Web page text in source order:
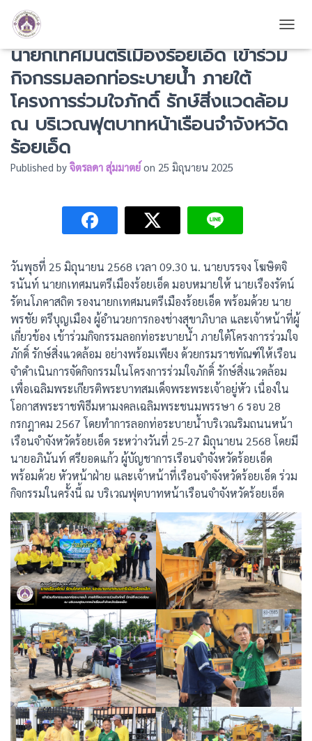
นายเรืองรัตน์ รัตนโภคาสถิต รอง
นายกเทศมนตรีเมืองร้อยเอ็ด เข้าร่วม
กิจกรรมลอกท่อระบายน้ำ ภายใต้
โครงการร่วมใจภักดิ์ รักษ์สิ่งแวดล้อม
ณ บริเวณฟุตบาทหน้าเรือนจำจังหวัด
ร้อยเอ็ด
Published by จิตรลดา สุ่มมาตย์ on 25 มิถุนายน 2025
วันพุธที่ 25 มิถุนายน 2568 เวลา 09.30 น. นายบรรจง โฆษิตจิ
รนันท์ นายกเทศมนตรีเมืองร้อยเอ็ด มอบหมายให้ นายเรืองรัตน์
รัตนโภคาสถิต รองนายกเทศมนตรีเมืองร้อยเอ็ด พร้อมด้วย นาย
พรชัย ตรีบุญเมือง ผู้อำนวยการกองช่างสุขาภิบาล และเจ้าหน้าที่ผู้
เกี่ยวข้อง เข้าร่วมกิจกรรมลอกท่อระบายน้ำ ภายใต้โครงการร่วมใจ
ภักดิ์ รักษ์สิ่งแวดล้อม อย่างพร้อมเพียง ด้วยกรมราชทัณฑ์ให้เรือน
จำดำเนินการจัดกิจกรรมในโครงการร่วมใจภักดิ์ รักษ์สิ่งแวดล้อม
เพื่อเฉลิมพระเกียรติพระบาทสมเด็จพระพระเจ้าอยู่หัว เนื่องใน
โอกาสพระราชพิธีมหามงคลเฉลิมพระชนมพรรษา 6 รอบ 28
กรกฎาคม 2567 โดยทำการลอกท่อระบายน้ำบริเวณริมถนนหน้า
เรือนจำจังหวัดร้อยเอ็ด ระหว่างวันที่ 25-27 มิถุนายน 2568 โดยมี
นายอภินันท์ ศรียอดแก้ว ผู้บัญชาการเรือนจำจังหวัดร้อยเอ็ด
พร้อมด้วย หัวหน้าฝ่าย และเจ้าหน้าที่เรือนจำจังหวัดร้อยเอ็ด ร่วม
กิจกรรมในครั้งนี้ ณ บริเวณฟุตบาทหน้าเรือนจำจังหวัดร้อยเอ็ด